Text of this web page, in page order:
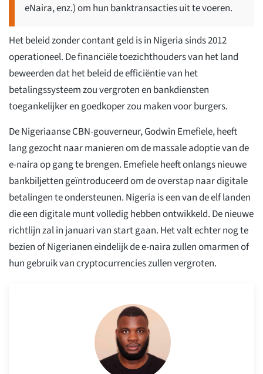
eNaira, enz.) om hun banktransacties uit te voeren.
Het beleid zonder contant geld is in Nigeria sinds 2012
operationeel. De financiële toezichthouders van het land
beweerden dat het beleid de efficiëntie van het
betalingssysteem zou vergroten en bankdiensten
toegankelijker en goedkoper zou maken voor burgers.
De Nigeriaanse CBN-gouverneur, Godwin Emefiele, heeft
lang gezocht naar manieren om de massale adoptie van de
e-naira op gang te brengen. Emefiele heeft onlangs nieuwe
bankbiljetten geïntroduceerd om de overstap naar digitale
betalingen te ondersteunen. Nigeria is een van de elf landen
die een digitale munt volledig hebben ontwikkeld. De nieuwe
richtlijn zal in januari van start gaan. Het valt echter nog te
bezien of Nigerianen eindelijk de e-naira zullen omarmen of
hun gebruik van cryptocurrencies zullen vergroten.